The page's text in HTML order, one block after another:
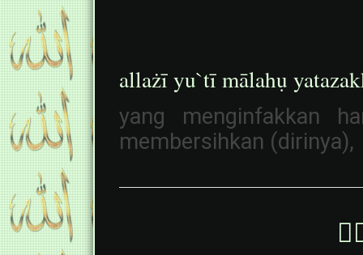
allażī yu`tī mālahụ
yang menginfakkan
membersihkan (dirinya),